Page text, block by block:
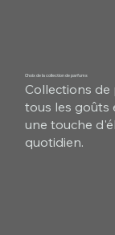
Choix de la collection de parfums
Collections de
tous les goûts
une touche
quotidien.